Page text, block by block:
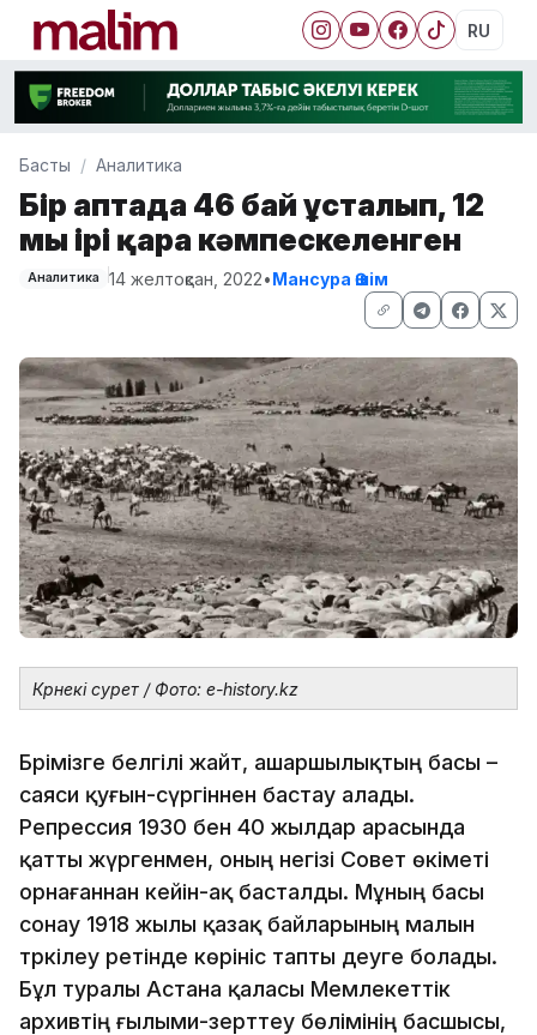
RU
Басты Аналитика
Бір аптада 46 бай ұсталып, 12
мың ірі қара кәмпескеленген
Аналитика 14 желтоқсан, 2022•Мансура Әшім
Көрнекі сурет / Фото: e-history.kz
Бәрімізге белгілі жайт, ашаршылықтың басы –
саяси қуғын-сүргіннен бастау алады.
Репрессия 1930 бен 40 жылдар арасында
қатты жүргенмен, оның негізі Совет өкіметі
орнағаннан кейін-ақ басталды. Мұның басы
сонау 1918 жылы қазақ байларының малын
тәркілеу ретінде көрініс тапты деуге болады.
Бұл туралы Астана қаласы Мемлекеттік
архивтің ғылыми-зерттеу бөлімінің басшысы,